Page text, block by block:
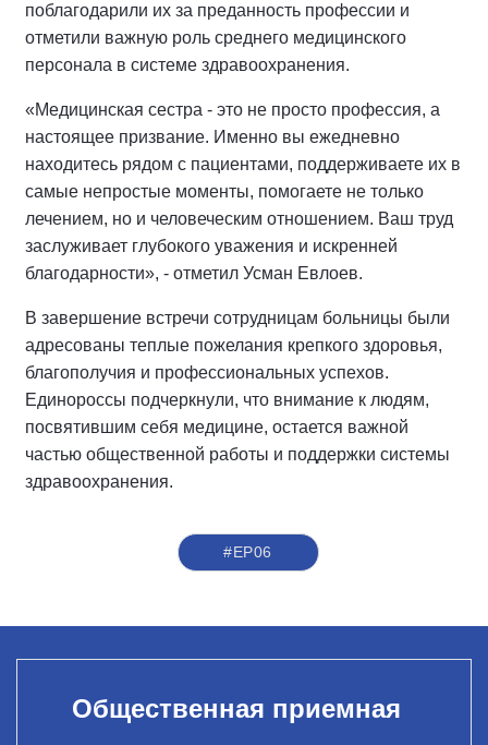
поблагодарили их за преданность профессии и
отметили важную роль среднего медицинского
персонала в системе здравоохранения.
«Медицинская сестра - это не просто профессия, а
настоящее призвание. Именно вы ежедневно
находитесь рядом с пациентами, поддерживаете их в
самые непростые моменты, помогаете не только
лечением, но и человеческим отношением. Ваш труд
заслуживает глубокого уважения и искренней
благодарности», - отметил Усман Евлоев.
В завершение встречи сотрудницам больницы были
адресованы теплые пожелания крепкого здоровья,
благополучия и профессиональных успехов.
Единороссы подчеркнули, что внимание к людям,
посвятившим себя медицине, остается важной
частью общественной работы и поддержки системы
здравоохранения.
#ЕР06
Общественная приемная